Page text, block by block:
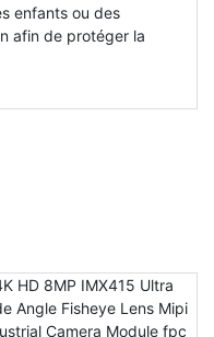
enfants ou des
afin de protéger la